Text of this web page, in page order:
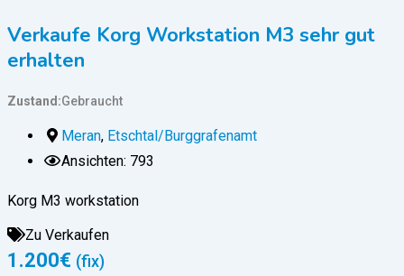
Verkaufe Korg Workstation M3 sehr gut
erhalten
Zustand Gebraucht
Meran, Etschtal/Burggrafenamt
Ansichten: 793
Korg M3 workstation
Zu Verkaufen
1.200€ (fix)